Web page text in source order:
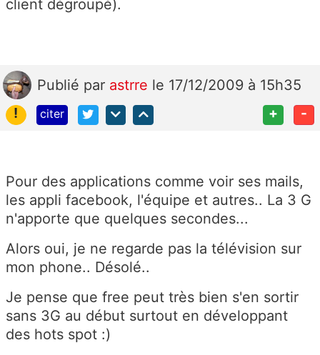
client dégroupé).
Publié par astrre le 17/12/2009 à 15h35
!
citer + -
Pour des applications comme voir ses mails,
les appli facebook, l'équipe et autres.. La 3 G
n'apporte que quelques secondes...
Alors oui, je ne regarde pas la télévision sur
mon phone.. Désolé..
Je pense que free peut très bien s'en sortir
sans 3G au début surtout en développant
des hots spot :)